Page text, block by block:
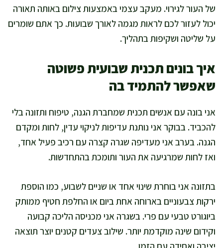
של העור לגירוי. מעקב עצמי באמצעות צילום באותה תאורה
יכול לעזור לכם לראות מגמה לאורך שבועות. כך אתם שומרים
על שליטה ושקיפות בתהליך.
איך בונים תכנית שבועית פשוטה
שאפשר להתמיד בה
אני בונה עם אנשים תכנית שמחברת הגנה, טיפוח ותזונה בלי
להכביד. בבוקר אני נותנת עדיפות לניקוי עדין, לחות ומקדם
הגנה. בערב אני מעדיפה שגרה קצרה עם רכיב פעיל אחד,
ואז לחות שמרגיעה את העור ותומכת בהתחדשות.
בתזונה אני בוחרת שינוי אחד או שניים לשבוע, כמו הוספת
ירקות צבעוניים בארוחה אחת ביום או החלפת חטיף ממותק
ביוגורט טבעי עם פרי. בשגרה אני מכניסה הליכה קבועה
וקידום שינה מוקדמת יותר. שילוב צעדים קטנים יוצר תוצאה